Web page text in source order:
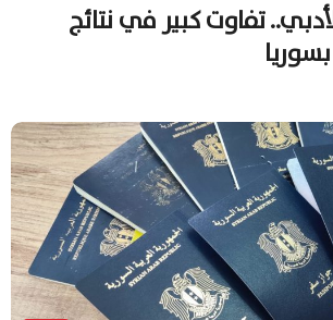
تفاوت كبير في نتائج